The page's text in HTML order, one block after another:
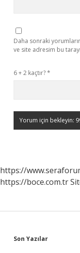
Daha sonraki
ve site adresim bu
6 + 2 kaçtır?*
https://
https://boce.com.tr
Sidebar
Son Yazılar